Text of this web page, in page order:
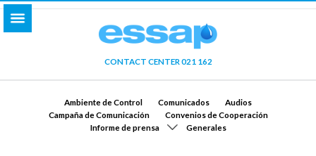
CONTACT CENTER 021 162
Ambiente de Control Comunicados
Audios
Campaña de Comunicación
Convenios de Cooperación
Informe de prensa
Generales